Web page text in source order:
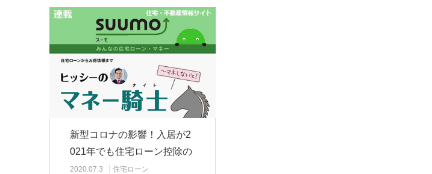
新型コロナの影響！入居が2
021年でも住宅ローン控除の
特例措置が受け…
2020.07.3 住宅ローン